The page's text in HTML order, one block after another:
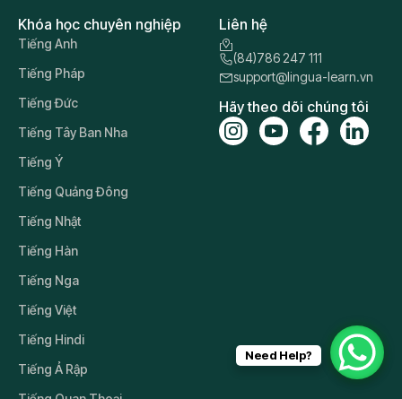
Khóa học chuyên nghiệp
Tiếng Anh
Tiếng Pháp
Tiếng Đức
Tiếng Tây Ban Nha
Tiếng Ý
Tiếng Quảng Đông
Tiếng Nhật
Tiếng Hàn
Tiếng Nga
Tiếng Việt
Tiếng Hindi
Tiếng Ả Rập
Liên hệ
(84)786 247 111
support@lingua-learn.vn
Hãy theo dõi chúng tôi
Need Help?